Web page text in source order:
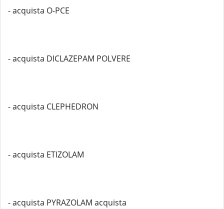
- acquista O-PCE
- acquista DICLAZEPAM POLVERE
- acquista CLEPHEDRON
- acquista ETIZOLAM
- acquista PYRAZOLAM acquista